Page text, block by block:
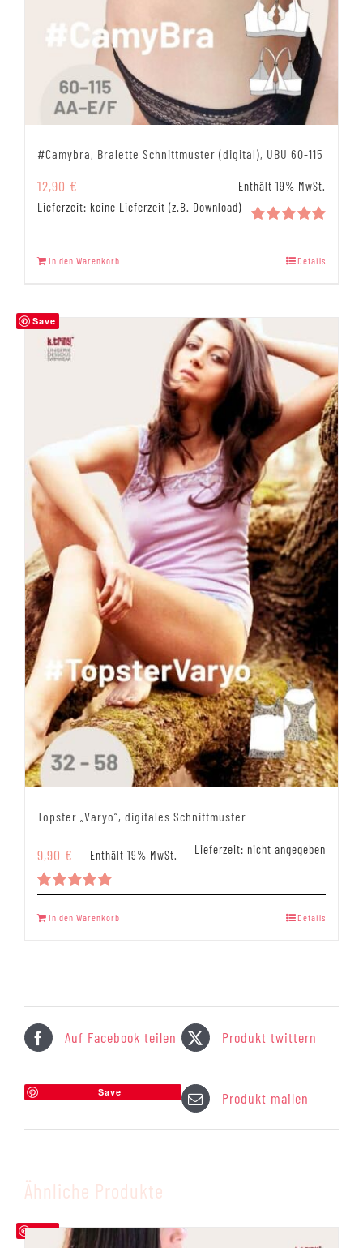
#Camybra, Bralette Schnittmuster (digital), UBU 60-115
Bewertet
12,90 € Enthält 19% MwSt.
Lieferzeit: keine Lieferzeit (z.B. Download)
In den Warenkorb Details
Save
Topster „Varyo“, digitales Schnittmuster
mit5.00
9,90 € Enthält 19% MwSt. Lieferzeit: nicht angegeben
In den Warenkorb Details
Auf Facebook teilen Produkt twittern
Save Produkt mailen
Ähnliche Produkte
Save